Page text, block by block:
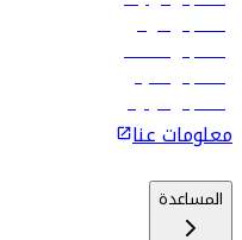
رحلات إلى الرياض
رحلات إلى مسقط
رحلات إلى ماليه
رحلات إلى كولومبو
معلومات عنا
المساعدة